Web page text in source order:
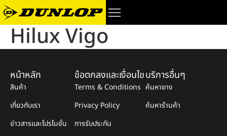
Hilux Vigo
หน้าหลัก
สินค้า
เกี่ยวกับเรา
ข่าวสารและโปรโมชั่น
ข้อตกลงและเงื่อนไข
Terms & Conditions
Privacy Policy
การรับประกัน
บริการอื่นๆ
ค้นหายาง
ค้นหาร้านค้า